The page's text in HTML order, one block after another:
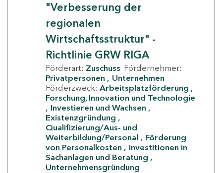
"Verbesserung der
regionalen
Wirtschaftsstruktur" -
Richtlinie GRW RIGA
Förderart: Zuschuss Fördernehmer:
Privatpersonen
Unternehmen
Förderzweck: Arbeitsplatzförderung
Forschung, Innovation und Technologie
Investieren und Wachsen
Existenzgründung
Qualifizierung/Aus- und
Weiterbildung/Personal
Förderung
von Personalkosten
Investitionen in
Sachanlagen und Beratung
Unternehmensgründung